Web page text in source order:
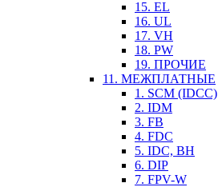
15. EL
16. UL
17. VH
18. PW
19. ПРОЧИЕ
11. МЕЖПЛАТНЫЕ
1. SCM (IDCC)
2. IDM
3. FB
4. FDC
5. IDC, BH
6. DIP
7. FPV-W